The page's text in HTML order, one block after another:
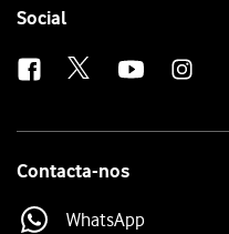
Follow
Social
Contacta-nos
WhatsApp